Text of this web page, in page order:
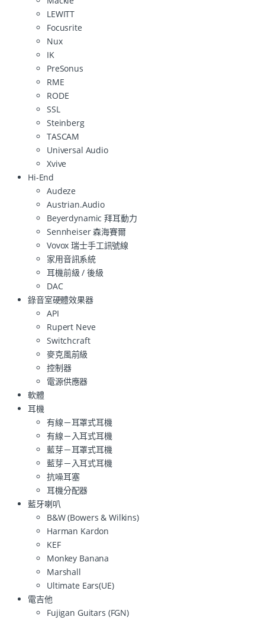
LEWITT
Focusrite
Nux
IK
PreSonus
RME
RODE
SSL
Steinberg
TASCAM
Universal Audio
Xvive
Hi-End
Audeze
Austrian.Audio
Beyerdynamic 拜耳動力
Sennheiser 森海賽爾
Vovox 瑞士手工訊號線
家用音訊系統
耳機前級 / 後級
DAC
錄音室硬體效果器
API
Rupert Neve
Switchcraft
麥克風前級
控制器
電源供應器
軟體
耳機
有線－耳罩式耳機
有線－入耳式耳機
藍芽－耳罩式耳機
藍芽－入耳式耳機
抗噪耳塞
耳機分配器
藍牙喇叭
B&W (Bowers & Wilkins)
Harman Kardon
KEF
Monkey Banana
Marshall
Ultimate Ears(UE)
電吉他
Fujigan Guitars (FGN)